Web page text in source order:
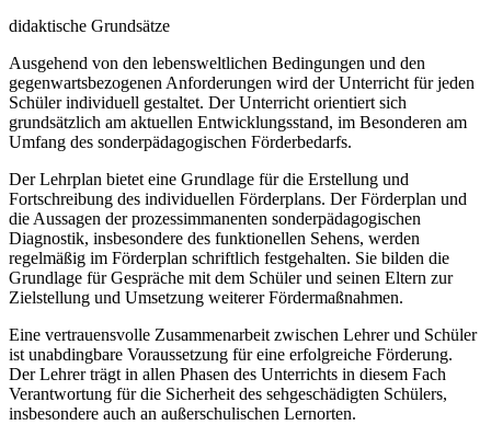
didaktische Grundsätze
Ausgehend von den lebensweltlichen Bedingungen und den
gegenwartsbezogenen Anforderungen wird der Unterricht für jeden
Schüler individuell gestaltet. Der Unterricht orientiert sich
grundsätzlich am aktuellen Entwicklungsstand, im Besonderen am
Umfang des sonderpädagogischen Förderbedarfs.
Der Lehrplan bietet eine Grundlage für die Erstellung und
Fortschreibung des individuellen Förderplans. Der Förderplan und
die Aussagen der prozessimmanenten sonderpädagogischen
Diagnostik, insbesondere des funktionellen Sehens, werden
regelmäßig im Förderplan schriftlich festgehalten. Sie bilden die
Grundlage für Gespräche mit dem Schüler und seinen Eltern zur
Zielstellung und Umsetzung weiterer Fördermaßnahmen.
Eine vertrauensvolle Zusammenarbeit zwischen Lehrer und Schüler
ist unabdingbare Voraussetzung für eine erfolgreiche Förderung.
Der Lehrer trägt in allen Phasen des Unterrichts in diesem Fach
Verantwortung für die Sicherheit des sehgeschädigten Schülers,
insbesondere auch an außerschulischen Lernorten.